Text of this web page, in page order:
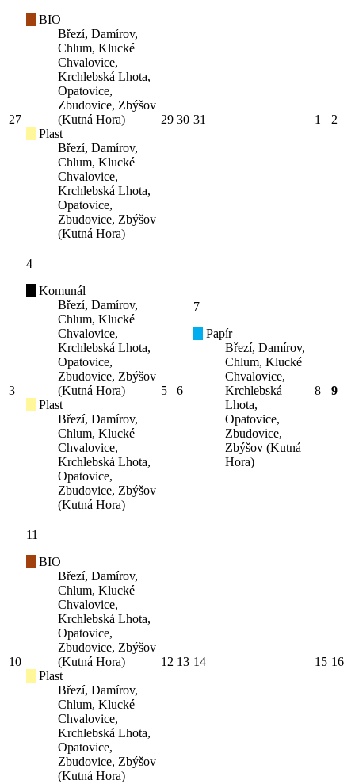
27
BIO
Březí, Damírov,
Chlum, Klucké
Chvalovice,
Krchlebská Lhota,
Opatovice,
Zbudovice, Zbýšov
(Kutná Hora)
Plast
Březí, Damírov,
Chlum, Klucké
Chvalovice,
Krchlebská Lhota,
Opatovice,
Zbudovice, Zbýšov
(Kutná Hora)
29 30 31 1 2
3
4
Komunál
Březí, Damírov,
Chlum, Klucké
Chvalovice,
Krchlebská Lhota,
Opatovice,
Zbudovice, Zbýšov
(Kutná Hora)
Plast
Březí, Damírov,
Chlum, Klucké
Chvalovice,
Krchlebská Lhota,
Opatovice,
Zbudovice, Zbýšov
(Kutná Hora)
5 6
7
Papír
Březí, Damírov,
Chlum, Klucké
Chvalovice,
Krchlebská
Lhota,
Opatovice,
Zbudovice,
Zbýšov (Kutná
Hora)
8 9
10
11
BIO
Březí, Damírov,
Chlum, Klucké
Chvalovice,
Krchlebská Lhota,
Opatovice,
Zbudovice, Zbýšov
(Kutná Hora)
Plast
Březí, Damírov,
Chlum, Klucké
Chvalovice,
Krchlebská Lhota,
Opatovice,
Zbudovice, Zbýšov
(Kutná Hora)
12 13 14 15 16